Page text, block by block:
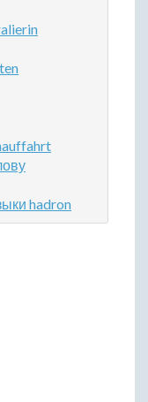
hadron